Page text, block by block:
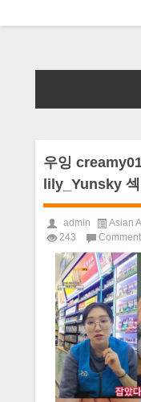
우잉
lily_Yunsky
admin Asian
243